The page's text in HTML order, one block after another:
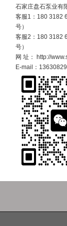
石家庄盘石泵业有
客服1：180 3182
号）
客服2：180 3182
号）
网 址： http://
E-mail：